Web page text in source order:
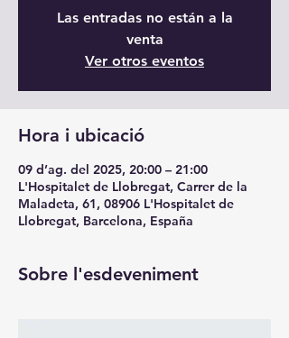
Las entradas no están a la
venta
Ver otros eventos
Hora i ubicació
09 d’ag. del 2025, 20:00 – 21:00
L'Hospitalet de Llobregat, Carrer de la
Maladeta, 61, 08906 L'Hospitalet de
Llobregat, Barcelona, España
Sobre l'esdeveniment